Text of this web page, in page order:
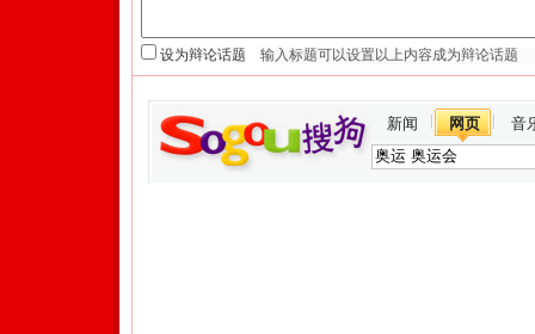
设为辩论话题
新闻 网页 音